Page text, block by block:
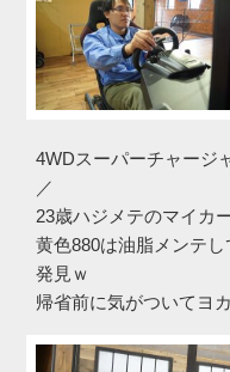
4WDスーパーチャージ
／
23歳ハジメテのマイカ
黄色880は油脂メンテ
発見ｗ
帰省前に気がついてヨ